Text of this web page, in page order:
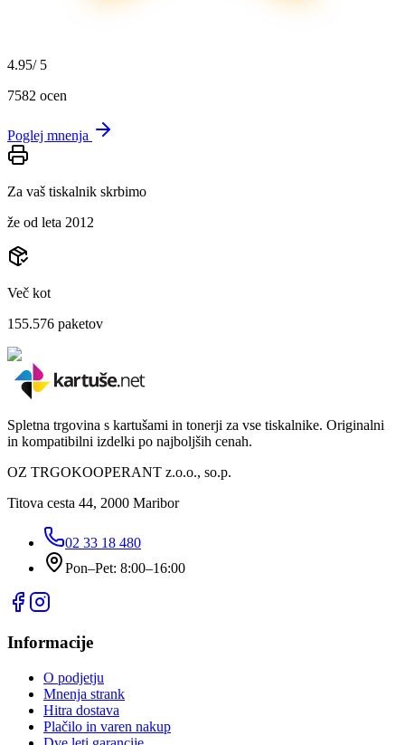
4.95/ 5
7582 ocen
Poglej mnenja
Za vaš tiskalnik skrbimo
že od leta 2012
Več kot
155.576 paketov
Spletna trgovina s kartušami in tonerji za vse tiskalnike. Originalni
in kompatibilni izdelki po najboljših cenah.
OZ TRGOKOOPERANT z.o.o., so.p.
Titova cesta 44, 2000 Maribor
02 33 18 480
Pon–Pet: 8:00–16:00
Informacije
O podjetju
Mnenja strank
Hitra dostava
Plačilo in varen nakup